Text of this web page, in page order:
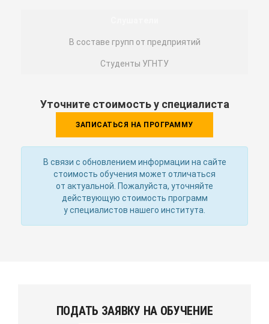
В составе групп от предприятий
Студенты УГНТУ
Уточните стоимость у специалиста
ЗАПИСАТЬСЯ НА ПРОГРАММУ
В связи с обновлением информации на сайте
стоимость обучения может отличаться
от актуальной. Пожалуйста, уточняйте
действующую стоимость программ
у специалистов нашего института.
ПОДАТЬ ЗАЯВКУ НА ОБУЧЕНИЕ